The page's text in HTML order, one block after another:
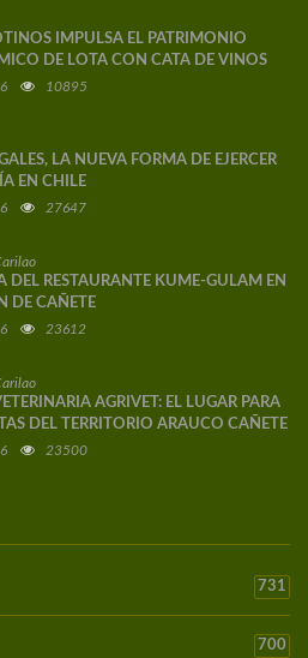
IMPULSA EL PATRIMONIO
DE LOTA CON CATA DE VINOS
10895
LA NUEVA FORMA DE EJERCER
EN CHILE
27647
DEL RESTAURANTE KUME-GULAM EN
DE CAÑETE
23612
AGRIVET: EL LUGAR PARA
DEL TERRITORIO ARAUCO CAÑETE
23500
731
700